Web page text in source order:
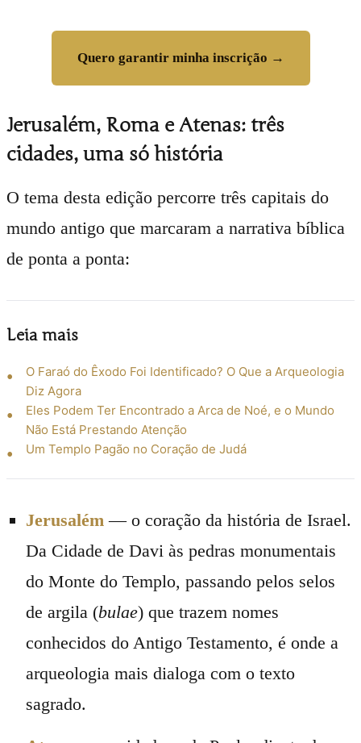
Quero garantir minha inscrição →
Jerusalém, Roma e Atenas: três
cidades, uma só história
O tema desta edição percorre três capitais do
mundo antigo que marcaram a narrativa bíblica
de ponta a ponta:
Leia mais
O Faraó do Êxodo Foi Identificado? O Que a Arqueologia
Diz Agora
Eles Podem Ter Encontrado a Arca de Noé, e o Mundo
Não Está Prestando Atenção
Um Templo Pagão no Coração de Judá
Jerusalém — o coração da história de Israel.
Da Cidade de Davi às pedras monumentais
do Monte do Templo, passando pelos selos
de argila (bulae) que trazem nomes
conhecidos do Antigo Testamento, é onde a
arqueologia mais dialoga com o texto
sagrado.